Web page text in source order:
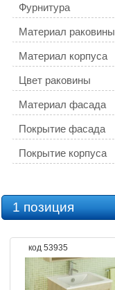
Фурнитура
Материал раковины
Материал корпуса
Цвет раковины
Материал фасада
Покрытие фасада
Покрытие корпуса
Стилистика дизайна
Гарантия
Бельевая корзина
1 позиция
код 53935